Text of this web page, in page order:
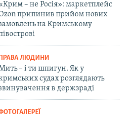
– не Росія»: маркетплейс
припинив прийом нових
на Кримському
ЛЮДИНИ
– і ти шпигун. Як у
судах розглядають
в держзраді